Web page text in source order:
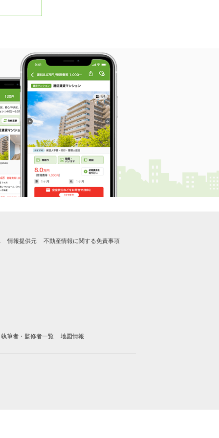
情報提供元 不動産情報に関する免責事項
執筆者・監修者一覧 地図情報